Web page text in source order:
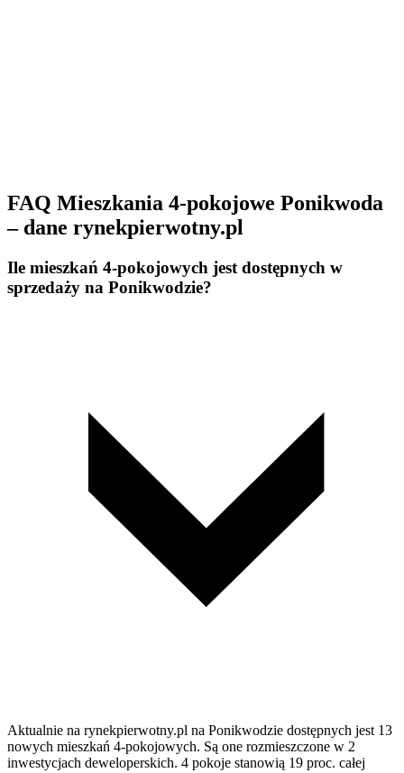
FAQ Mieszkania 4-pokojowe Ponikwoda
– dane rynekpierwotny.pl
Ile mieszkań 4-pokojowych jest dostępnych w
sprzedaży na Ponikwodzie?
Aktualnie na rynekpierwotny.pl na Ponikwodzie dostępnych jest 13
nowych mieszkań 4-pokojowych. Są one rozmieszczone w 2
inwestycjach deweloperskich. 4 pokoje stanowią 19 proc. całej